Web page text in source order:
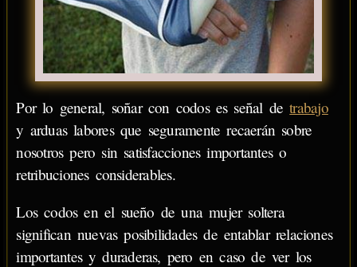
Por lo general, soñar con codos es señal detrabajo
y arduas labores que seguramente recaerán sobre
nosotros pero sin satisfacciones importantes o
retribuciones considerables.
Los codos en el sueño de una mujer soltera
significan nuevas posibilidades de entablar relaciones
importantes y duraderas, pero en caso de ver los